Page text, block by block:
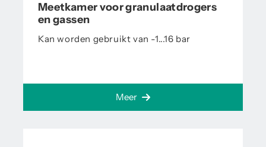
Meetkamer voor granulaatdrogers
en gassen
Kan worden gebruikt van -1...16 bar
Meer